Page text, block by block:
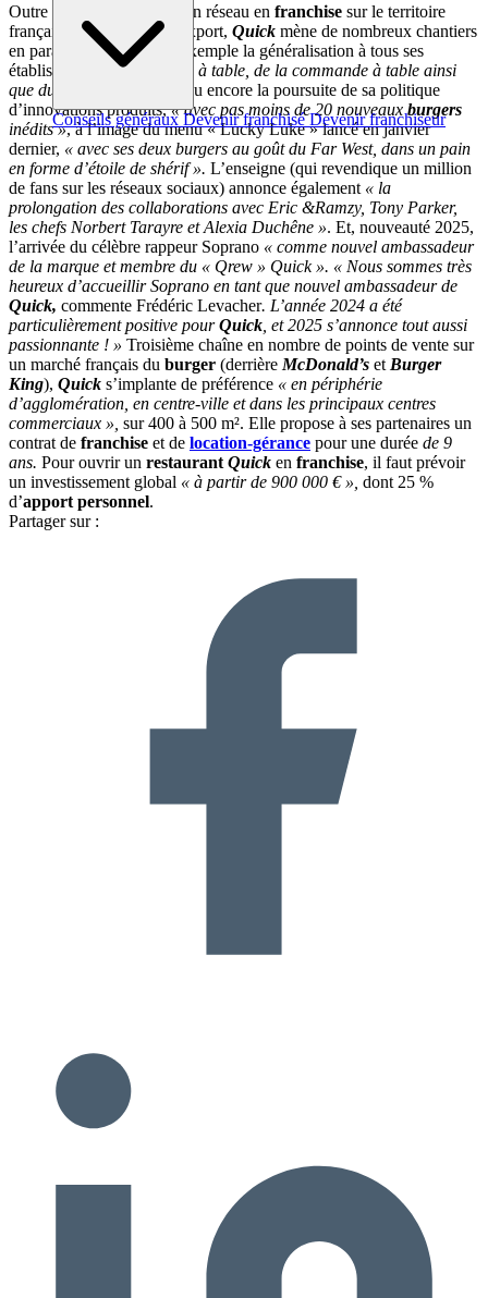
Conseils généraux Devenir franchisé Devenir franchiseur
Outre le déploiement de son réseau en franchise sur le territoire
français et ses projets à l’export, Quick mène de nombreux chantiers
en parallèle. Comme par exemple la généralisation à tous ses
établissements
« du service à table, de la commande à table ainsi
que du
Ou encore la poursuite de sa politique
d’innovations produits,« avec pas moins de 20 nouveauxburgers
inédits », à l’image du menu « Lucky Luke » lancé en janvier
dernier, « avec ses deux burgers au goût du Far West, dans un pain
en forme d’étoile de shérif ». L’enseigne (qui revendique un million
de fans sur les réseaux sociaux) annonce également « la
prolongation des collaborations avec Eric &Ramzy, Tony Parker,
les chefs Norbert Tarayre et Alexia Duchêne ». Et, nouveauté 2025,
l’arrivée du célèbre rappeur Soprano « comme nouvel ambassadeur
de la marque et membre du « Qrew » Quick ». « Nous sommes très
heureux d’accueillir Soprano en tant que nouvel ambassadeur de
Quick, commente Frédéric Levacher. L’année 2024 a été
particulièrement positive pourQuick , et 2025 s’annonce tout aussi
passionnante ! » Troisième chaîne en nombre de points de vente sur
un marché français du burger (derrière McDonald’s et Burger
King), Quick s’implante de préférence « en périphérie
d’agglomération, en centre-ville et dans les principaux centres
commerciaux », sur 400 à 500 m². Elle propose à ses partenaires un
contrat de franchise et de location-gérance pour une durée de 9
ans. Pour ouvrir un restaurant Quick en franchise, il faut prévoir
un investissement global « à partir de 900 000 € », dont 25 %
d’apport personnel.
Partager sur :